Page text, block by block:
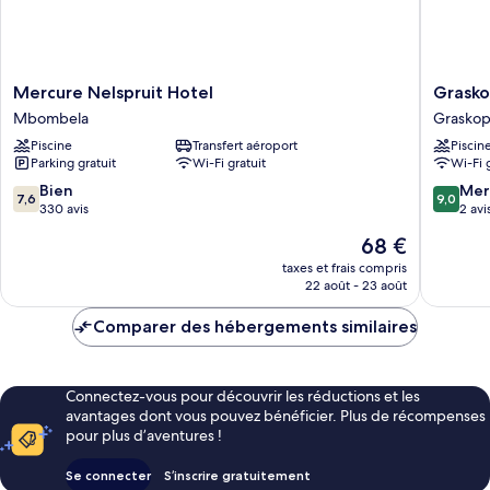
Mercure
Nelspruit
Hotel
Mbombela
Mercure Nelspruit Hotel
Mbombela
Piscine
Transfert aéroport
Parking gratuit
Wi-Fi gratuit
7.6
sur
7,6 Bien
330 avis
Le
nouveau
prix
de
68 €
taxes et frais compris
22 août - 23 août
Graskop
Hotel
Graskop
Graskop
Wi-Fi
9.0
sur
9,0
2
Comparer des hébergements similaires
Connectez-vous pour découvrir les réductions et les
avantages dont vous pouvez bénéficier. Plus de récompenses
pour plus d’aventures !
Se connecter S’inscrire gratuitement